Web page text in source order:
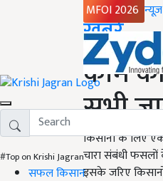
MFOI 2026
#Top on Krishi Jagran
सफल किसान
Home
ख़बरें
काम
सभी
किसानों के लिए
चारा संबंधी
इसके जरिए